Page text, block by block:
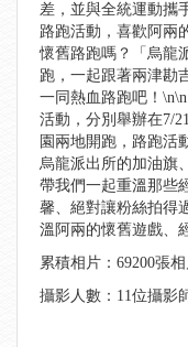
差，並與全統運動攜
路跑活動，喜歡阿兩
懷舊路跑嗎？「烏龍
跑，一起跟著兩津勘
一同熱血路跑吧！
活動，分別舉辦在7/
園兩地開跑，路跑活
烏龍派出所的加油旗
帶我們一起重溫那些
馨、絕對讓粉絲拍得
溫阿兩的懷舊遊戲、
累積相片：69200張
攝影人數：11位攝影